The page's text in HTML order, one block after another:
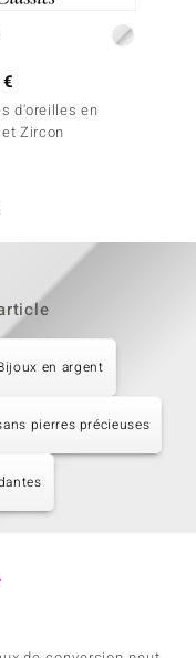
d'oreilles en
Zircon
en argent
pierres précieuses